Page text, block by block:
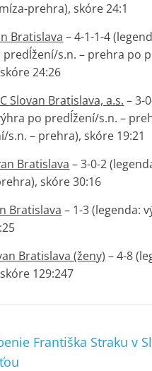
prehra), skóre 24:1
Bratislava – 4-1-1-4
predĺžení/s.n. – prehra po
24:26
Slovan Bratislava, a.s. – 3-
po predĺžení/s.n. –
s.n. – prehra), skóre 19:21
Bratislava – 3-0-2
skóre 30:16
Bratislava – 1-3 (legenda:
Bratislava (ženy) – 4-8
129:247
Františka Straku v